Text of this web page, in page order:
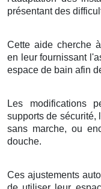
présentant des
Cette aide cherche
en leur fournissant
espace de bain afin
Les modifications
supports de sécurité,
sans marche, ou
douche.
Ces ajustements